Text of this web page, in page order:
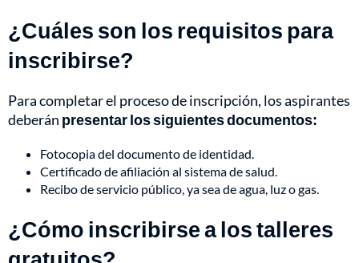
¿Cuáles son los requisitos para
inscribirse?
Para completar el proceso de inscripción, los aspirantes
deberán presentar los siguientes documentos:
Fotocopia del documento de identidad.
Certificado de afiliación al sistema de salud.
Recibo de servicio público, ya sea de agua, luz o gas.
¿Cómo inscribirse a los talleres